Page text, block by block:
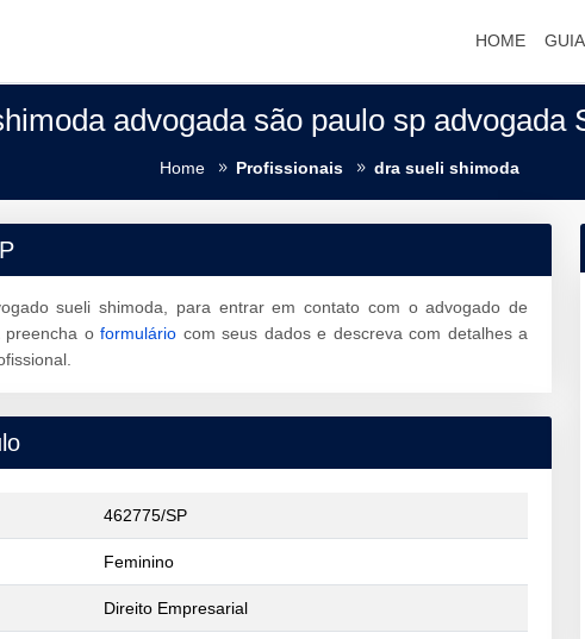
HOME
advogada são paulo sp advogada
Home Profissionais dra sueli shimoda
sueli shimoda, para entrar em contato com o advogado de
preencha oformulário com seus dados e descreva com detalhes a
462775/SP
Feminino
Direito Empresarial